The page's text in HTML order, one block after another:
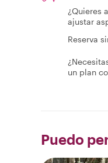
¿Quieres
ajustar
Reserva
un plan
Puedo